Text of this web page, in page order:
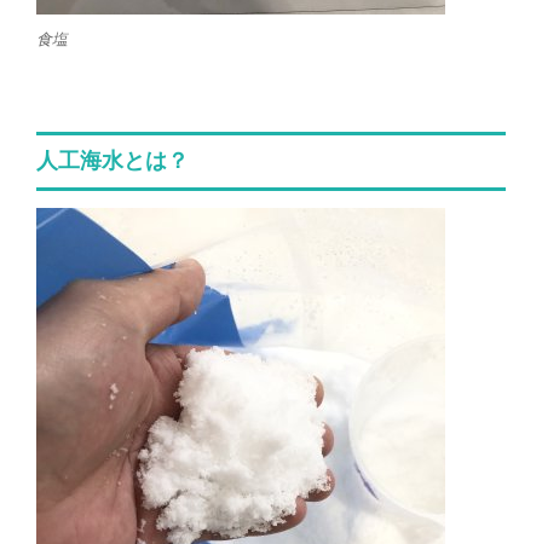
食塩
人工海水とは？